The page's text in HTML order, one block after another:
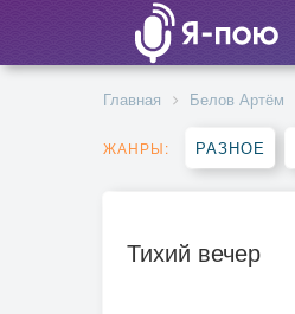
Главная Белов Артём
ЖАНРЫ: РАЗНОЕ
Тихий вечер